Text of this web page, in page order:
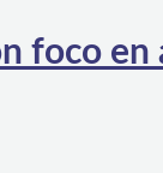
foco en